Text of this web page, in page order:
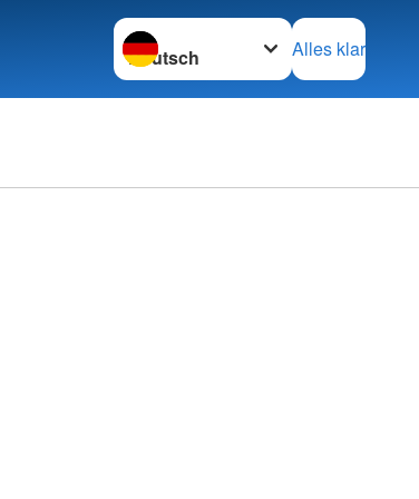
Sprache wechseln zu
Alles klar